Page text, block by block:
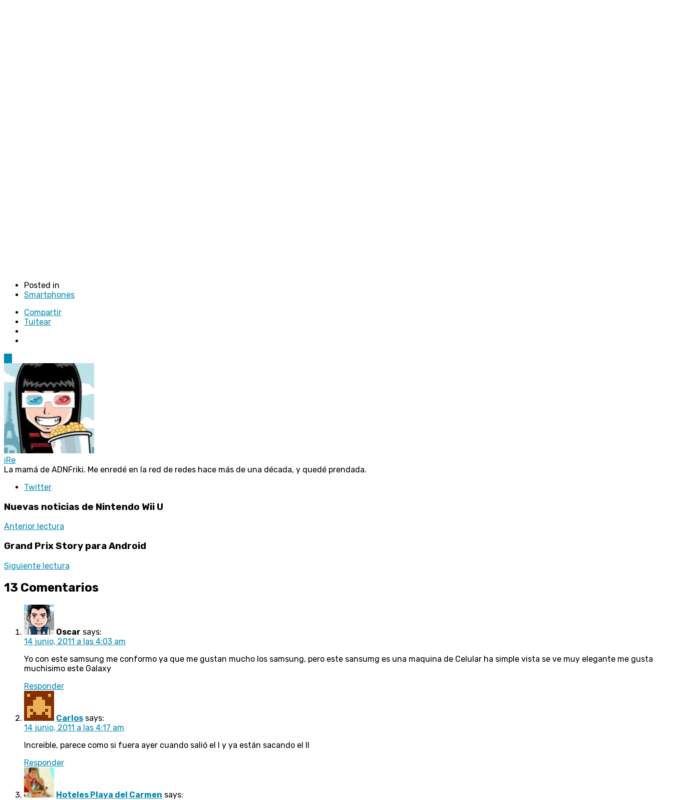
Posted in
Smartphones
Compartir
Tuitear
iRe
La mamá de ADNFriki. Me enredé en la red de redes hace más de una década, y quedé prendada.
Twitter
Nuevas noticias de Nintendo Wii U
Anterior lectura
Grand Prix Story para Android
Siguiente lectura
13 Comentarios
Oscar says:
14 junio, 2011 a las 4:03 am
Yo con este samsung me conformo ya que me gustan mucho los samsung, pero este sansumg es una maquina de Celular ha simple vista se ve muy elegante me gusta
muchisimo este Galaxy
Responder
Carlos says:
14 junio, 2011 a las 4:17 am
Increible, parece como si fuera ayer cuando salió el I y ya están sacando el II
Responder
Hoteles Playa del Carmen says: